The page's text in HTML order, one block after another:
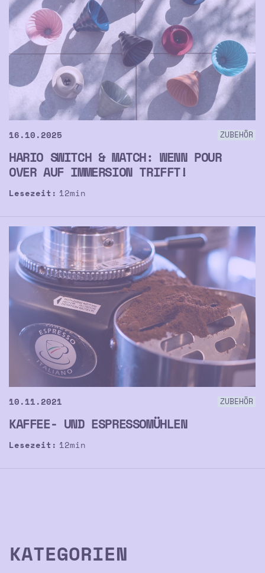
KATEGORIEN
16.10.2025 ZUBEHÖR
HARIO SWITCH & MATCH: WENN POUR
OVER AUF IMMERSION TRIFFT!
Lesezeit: 12min
10.11.2021 ZUBEHÖR
KAFFEE- UND ESPRESSOMÜHLEN
Lesezeit: 12min